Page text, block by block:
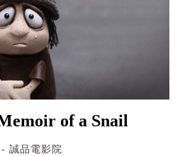
of a Snail
誠品電影院